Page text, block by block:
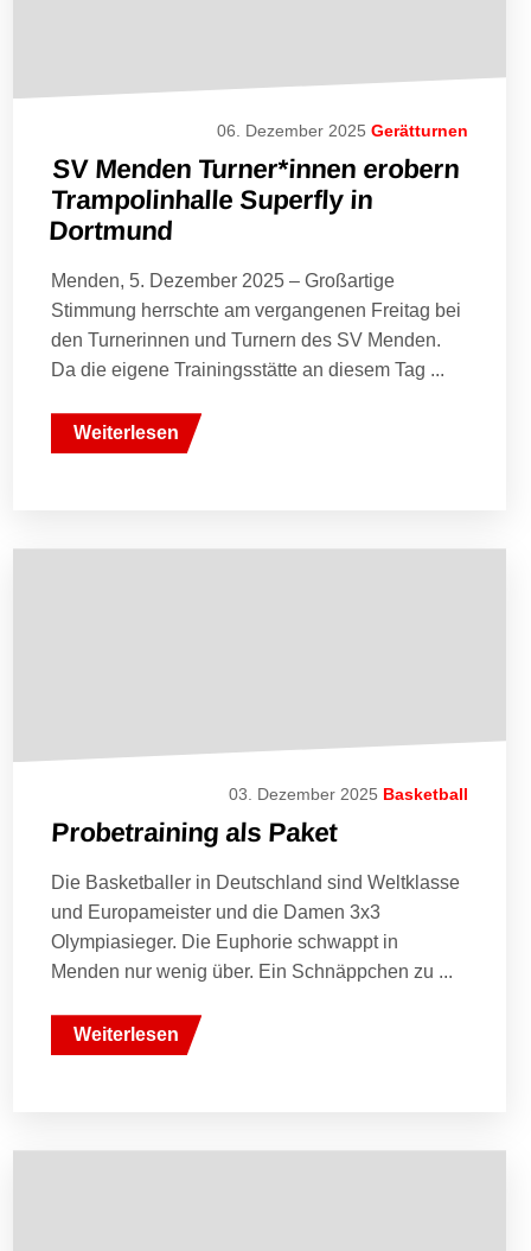
06. Dezember 2025 Gerätturnen
SV Menden Turner*innen erobern
Trampolinhalle Superfly in
Dortmund
Menden, 5. Dezember 2025 – Großartige
Stimmung herrschte am vergangenen Freitag bei
den Turnerinnen und Turnern des SV Menden.
Da die eigene Trainingsstätte an diesem Tag ...
Weiterlesen
03. Dezember 2025 Basketball
Probetraining als Paket
Die Basketballer in Deutschland sind Weltklasse
und Europameister und die Damen 3x3
Olympiasieger. Die Euphorie schwappt in
Menden nur wenig über. Ein Schnäppchen zu ...
Weiterlesen